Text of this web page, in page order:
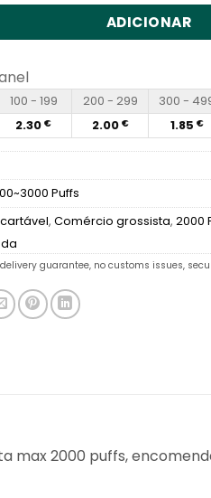
ADICIONAR
100 - 199 200 - 299 300 -
2.30 € 2.00 € 1.85 €
Puffs
, Comércio grossista, 2000
delivery guarantee, no customs issues,
max 2000 puffs,